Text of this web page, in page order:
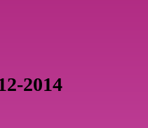
2014